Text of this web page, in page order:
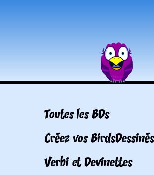
Toutes les BDs
Créez vos BirdsDessinés
Verbi et Devinettes